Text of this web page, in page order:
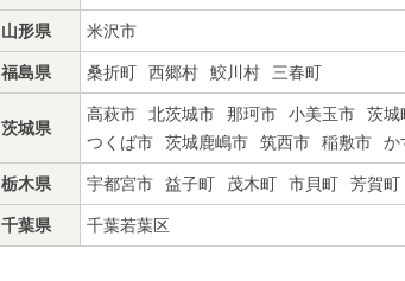
山形県 米沢市
福島県 桑折町 西郷村 鮫川村 三春町
茨城県
高萩市 北茨城市 那珂市 小美玉市 茨城
つくば市
茨城鹿嶋市 筑西市 稲敷市 か
栃木県 宇都宮市 益子町 茂木町 市貝町 芳賀町
千葉県 千葉若葉区